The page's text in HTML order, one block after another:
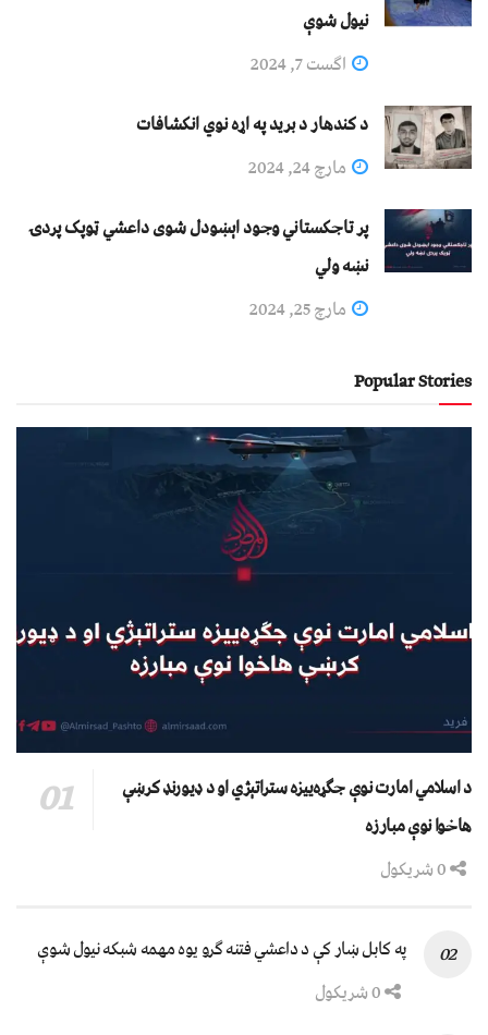
نيول شوې
اگست 7, 2024
د کندهار د برید په اړه نوي انکشافات
مارچ 24, 2024
پر تاجکستاني وجود اېښودل شوی داعشي ټوپک پردۍ
نښه ولي
مارچ 25, 2024
Popular Stories
د اسلامي امارت نوې جګړه‌ییزه ستراتېژي او د ډیورنډ کرښې
هاخوا نوې مبارزه
په کابل ښار کې د داعشي فتنه ګرو يوه مهمه شبکه نيول شوې